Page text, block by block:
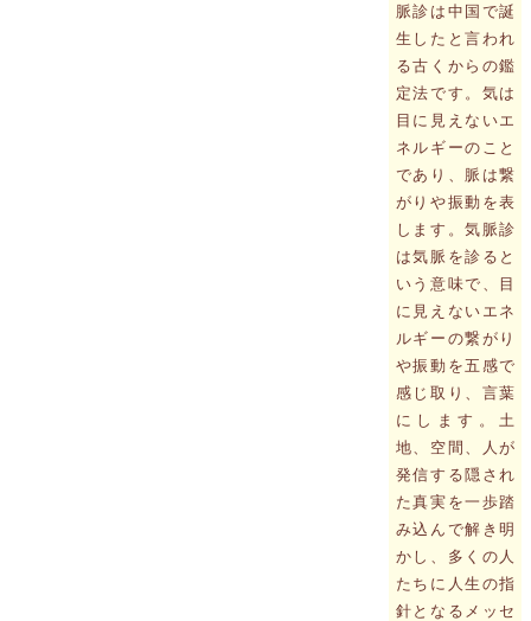
脈診は中国で誕
生したと言われ
る古くからの鑑
定法です。気は
目に見えないエ
ネルギーのこと
であり、脈は繋
がりや振動を表
します。気脈診
は気脈を診ると
いう意味で、目
に見えないエネ
ルギーの繋がり
や振動を五感で
感じ取り、言葉
にします。土
地、空間、人が
発信する隠され
た真実を一歩踏
み込んで解き明
かし、多くの人
たちに人生の指
針となるメッセ